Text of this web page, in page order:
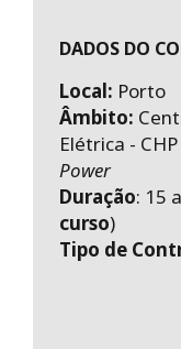
DADOS DO
Local: Porto
Âmbito:
Elétrica - CHP
Power
Duração: 15
curso)
Tipo de